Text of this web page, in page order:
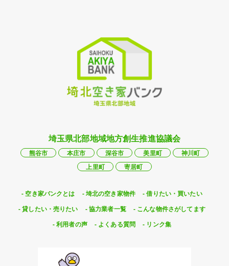
埼玉県北部地域地方創生推進協議会
熊谷市 本庄市 深谷市 美里町
神川町
上里町
寄居町
空き家バンクとは 埼北の空き家物件
借りたい・買いたい
貸したい・売りたい
協力業者一覧
こんな物件さがしてます
利用者の声
よくある質問 リンク集